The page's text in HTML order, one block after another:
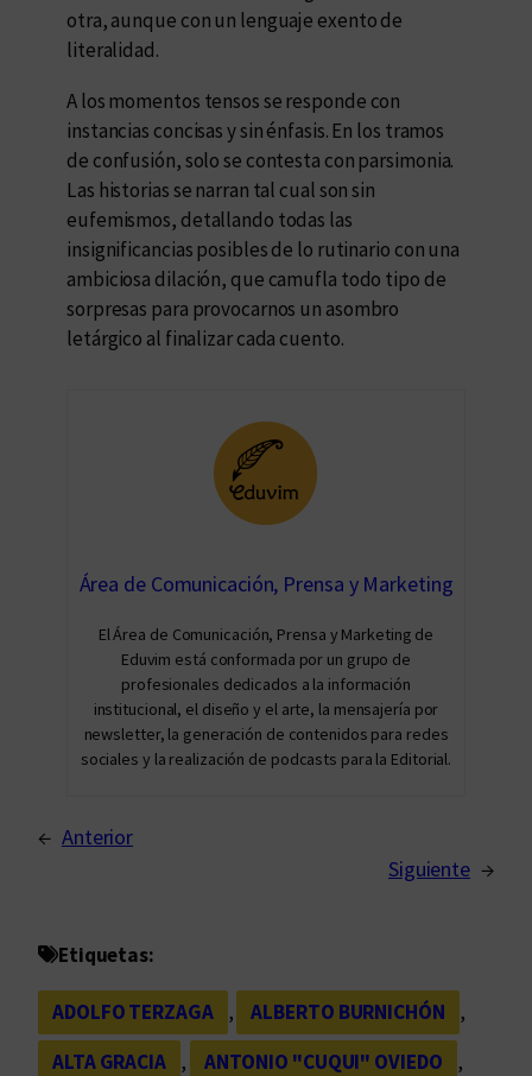
otra, aunque con un lenguaje exento de
literalidad.
A los momentos tensos se responde con
instancias concisas y sin énfasis. En los tramos
de confusión, solo se contesta con parsimonia.
Las historias se narran tal cual son sin
eufemismos, detallando todas las
insignificancias posibles de lo rutinario con una
ambiciosa dilación, que camufla todo tipo de
sorpresas para provocarnos un asombro
letárgico al finalizar cada cuento.
Área de Comunicación, Prensa y Marketing
El Área de Comunicación, Prensa y Marketing de
Eduvim está conformada por un grupo de
profesionales dedicados a la información
institucional, el diseño y el arte, la mensajería por
newsletter, la generación de contenidos para redes
sociales y la realización de podcasts para la Editorial.
← Anterior
Siguiente →
Etiquetas:
ADOLFO TERZAGA , ALBERTO BURNICHÓN
,
ALTA GRACIA
, ANTONIO "CUQUI" OVIEDO
,